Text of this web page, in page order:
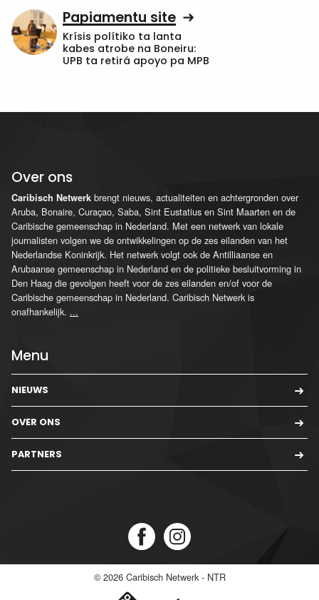
Papiamentu site
Krísis polítiko ta lanta
kabes atrobe na Boneiru:
UPB ta retirá apoyo pa MPB
Over ons
Caribisch Netwerk brengt nieuws, actualiteiten en achtergronden over
Aruba, Bonaire, Curaçao, Saba, Sint Eustatius en Sint Maarten en de
Caribische gemeenschap in Nederland. Met een netwerk van lokale
journalisten volgen we de ontwikkelingen op de zes eilanden van het
Nederlandse Koninkrijk. Het netwerk volgt ook de Antilliaanse en
Arubaanse gemeenschap in Nederland en de politieke besluitvorming in
Den Haag die gevolgen heeft voor de zes eilanden en/of voor de
Caribische gemeenschap in Nederland. Caribisch Netwerk is
onafhankelijk. ...
Menu
NIEUWS
OVER ONS
PARTNERS
© 2026 Caribisch Netwerk - NTR